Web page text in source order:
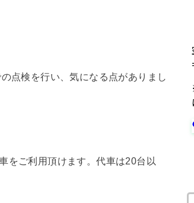
点検を行い、気になる点がありまし
をご利用頂けます。代車は20台以